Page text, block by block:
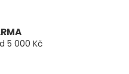
5 000 Kč